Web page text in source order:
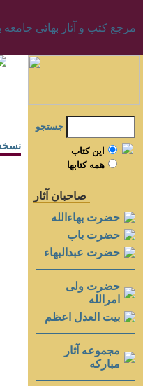
جستجو
اين کتاب
همه کتابها
صاحبان آثار
حضرت بهاءالله
حضرت باب
حضرت عبدالبهاء
حضرت ولی
امرالله
بيت العدل اعظم
مجموعه آثار
مباركه